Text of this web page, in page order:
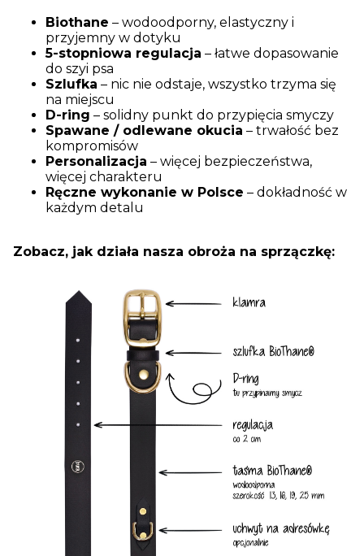
Biothane – wodoodporny, elastyczny i
przyjemny w dotyku
5-stopniowa regulacja – łatwe dopasowanie
do szyi psa
Szlufka – nic nie odstaje, wszystko trzyma się
na miejscu
D-ring – solidny punkt do przypięcia smyczy
Spawane / odlewane okucia – trwałość bez
kompromisów
Personalizacja – więcej bezpieczeństwa,
więcej charakteru
Ręczne wykonanie w Polsce – dokładność w
każdym detalu
Zobacz, jak działa nasza obroża na sprzączkę: